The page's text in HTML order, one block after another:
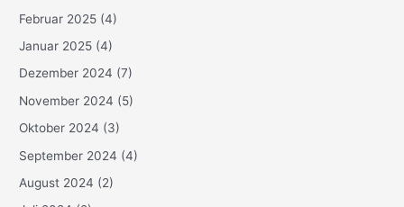
Februar 2025 (4)
Januar 2025 (4)
Dezember 2024 (7)
November 2024 (5)
Oktober 2024 (3)
September 2024 (4)
August 2024 (2)